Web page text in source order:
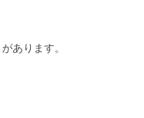
あります。